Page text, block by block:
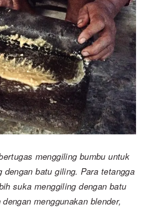
menggiling bumbu untuk
dengan batu giling. Para tetangga
suka menggiling dengan batu
menggunakan blender,